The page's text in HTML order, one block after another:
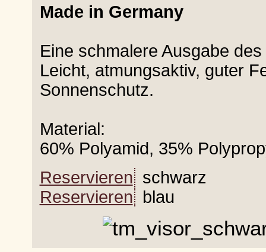
Made in Germany
Eine schmalere Ausgabe
Leicht, atmungsaktiv, guter
Sonnenschutz.
Material:
60% Polyamid, 35%
Reservieren schwarz
Reservieren blau